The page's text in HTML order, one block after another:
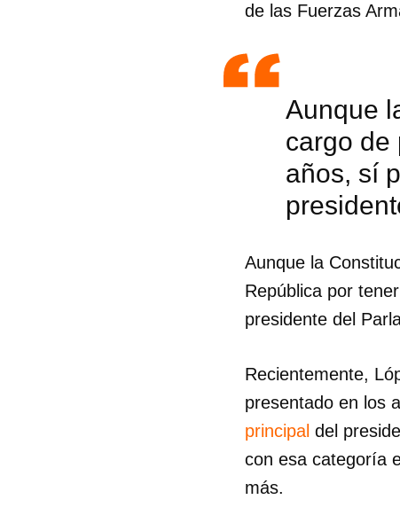
de las Fuerzas
Aunque
cargo de
años, sí
Aunque la
República por
presidente del
Recientemente,
presentado en los
principal del
con esa categoría
más.